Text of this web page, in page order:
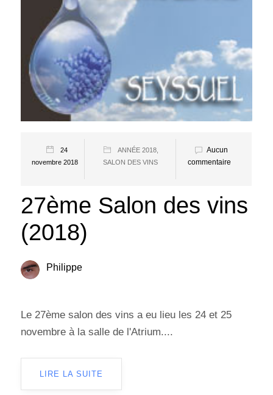
24
novembre 2018
ANNÉE 2018
SALON DES VINS
Aucun
commentaire
27ème Salon des vins
(2018)
Philippe
Le 27ème salon des vins a eu lieu les 24 et 25
novembre à la salle de l'Atrium....
LIRE LA SUITE